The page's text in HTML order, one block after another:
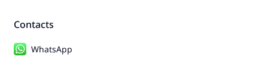
Contacts
WhatsApp